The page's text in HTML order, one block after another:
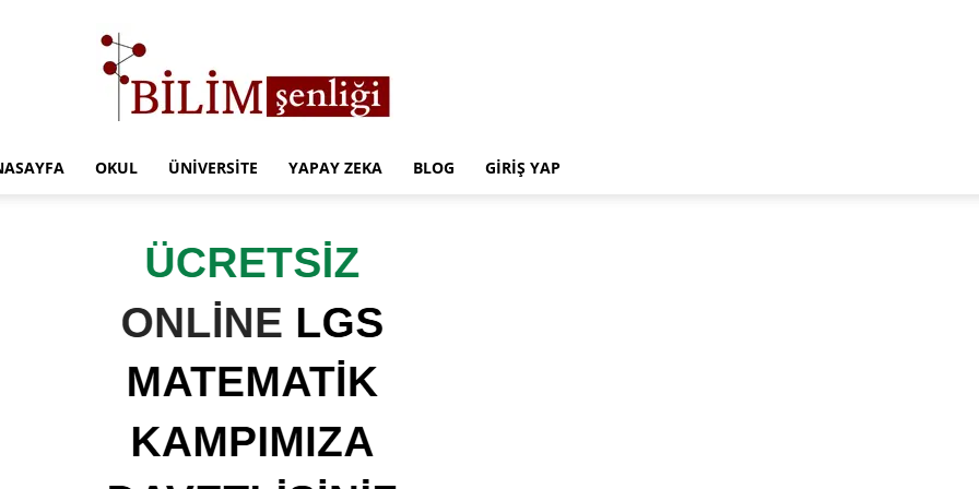
Eğitim
OKUL ÜNIVERSITE YAPAY ZEKA BLOG GIRIŞ YAP